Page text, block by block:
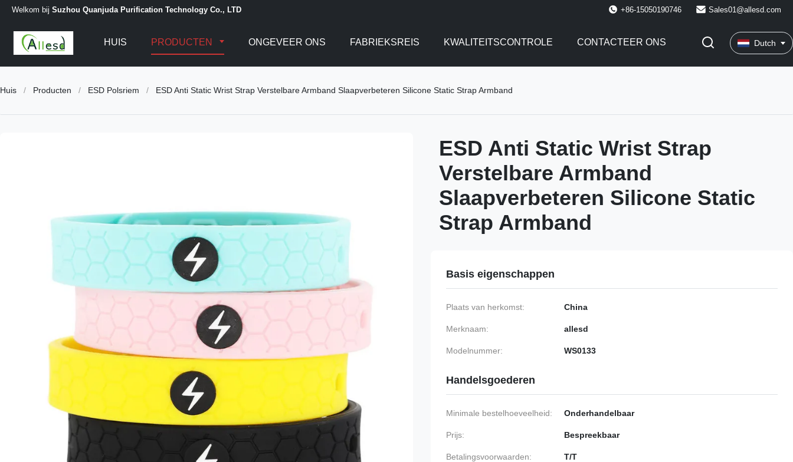
Welkom bij Suzhou Quanjuda Purification Technology Co., LTD +86-15050190746 Sales01@allesd.com
HUIS PRODUCTEN ONGEVEER ONS FABRIEKSREIS KWALITEITSCONTROLE CONTACTEER ONS Dutch
Huis / Producten / ESD Polsriem / ESD Anti Static Wrist Strap Verstelbare Armband Slaapverbeteren Silicone Static Strap Armband
ESD Anti Static Wrist Strap
Verstelbare Armband
Slaapverbeteren Silicone Static
Strap Armband
Basis eigenschappen
Plaats van herkomst: China
Merknaam: allesd
Modelnummer: WS0133
Handelsgoederen
Minimale bestelhoeveelheid: Onderhandelbaar
Prijs: Bespreekbaar
Betalingsvoorwaarden: T/T